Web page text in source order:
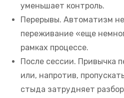
уменьшает контроль.
Перерывы. Автоматизм
переживание «еще
рамках процессе.
После сессии. Привычка
или, напротив,
стыда затрудняет